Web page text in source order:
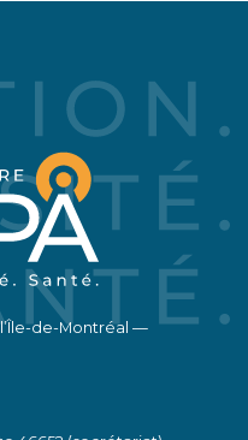
de-Montréal —